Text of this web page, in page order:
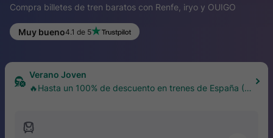
Compra billetes de tren baratos con Renfe, iryo y OUIGO
Muy bueno4.1 de 5
Verano Joven
🔥Hasta un 100% de descuento en trenes de España (1
󱍉